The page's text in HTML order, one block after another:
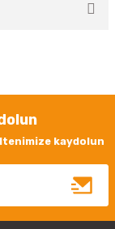
ve diğer konularda
kaydolun